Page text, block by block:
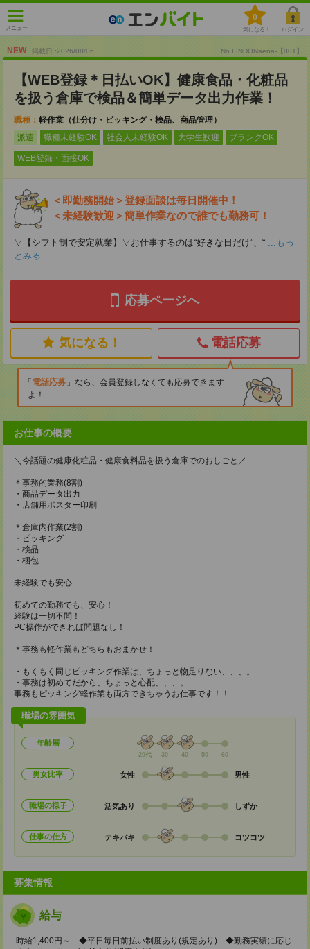
メニュー
0
気になる！ ログイン
NEW 掲載日 :2026/08/06 No.FINDONaena-【001】
【WEB登録＊日払いOK】健康食品・化粧品
を扱う倉庫で検品＆簡単データ出力作業！
職種： 軽作業（仕分け・ピッキング・検品、商品管理）
派遣
職種未経験OK 社会人未経験OK 大学生歓迎 ブランクOK
WEB登録・面接OK
＜即勤務開始＞登録面談は毎日開催中！
＜未経験歓迎＞簡単作業なので誰でも勤務可！
▽【シフト制で安定就業】▽お仕事するのは“好きな日だけ”、“ ...もっ
とみる
応募ページへ
気になる！ 電話応募
電話応募
なら、会員登録しなくても応募できます
よ！
お仕事の概要
＼今話題の健康化粧品・健康食料品を扱う倉庫でのおしごと／
＊事務的業務(8割)
・商品データ出力
・店舗用ポスター印刷
＊倉庫内作業(2割)
・ピッキング
・検品
・梱包
未経験でも安心
初めての勤務でも、安心！
経験は一切不問！
PC操作ができれば問題なし！
＊事務も軽作業もどちらもおまかせ！
・もくもく同じピッキング作業は、ちょっと物足りない、、、。
・事務は初めてだから、ちょっと心配、、、。
事務もピッキング軽作業も両方できちゃうお仕事です！！
職場の雰囲気
年齢層
20代 30 40 50 60
男女比率 女性 男性
職場の様子 活気あり しずか
仕事の仕方 テキパキ コツコツ
募集情報
給与
時給1,400円～ ◆平日毎日前払い制度あり(規定あり) ◆勤務実績に応じ